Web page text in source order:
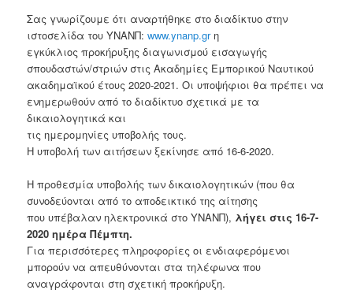
Σας γνωρίζουμε ότι αναρτήθηκε στο διαδίκτυο στην
ιστοσελίδα του ΥΝΑΝΠ:www.ynanp.grη
εγκύκλιος προκήρυξης διαγωνισμού εισαγωγής
σπουδαστών/στριών στις Ακαδημίες Εμπορικού Ναυτικού
ακαδημαϊκού έτους 2020-2021. Οι υποψήφιοι θα πρέπει να
ενημερωθούν από το διαδίκτυο σχετικά με τα
δικαιολογητικά και
τις ημερομηνίες υποβολής τους.
Η υποβολή των αιτήσεων ξεκίνησε από 16-6-2020.
Η προθεσμία υποβολής των δικαιολογητικών (που θα
συνοδεύονται από το αποδεικτικό της αίτησης
που υπέβαλαν ηλεκτρονικά στο ΥΝΑΝΠ), λήγει στις 16-7-
2020 ημέρα Πέμπτη.
Για περισσότερες πληροφορίες οι ενδιαφερόμενοι
μπορούν να απευθύνονται στα τηλέφωνα που
αναγράφονται στη σχετική προκήρυξη.